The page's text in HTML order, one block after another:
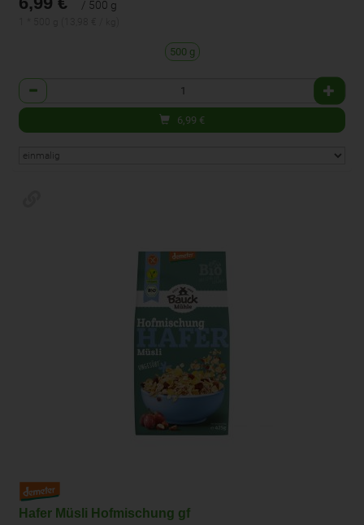
/ 500 g
500 g
Anzahl
6,99 €
Hafer Müsli Hofmischung gf